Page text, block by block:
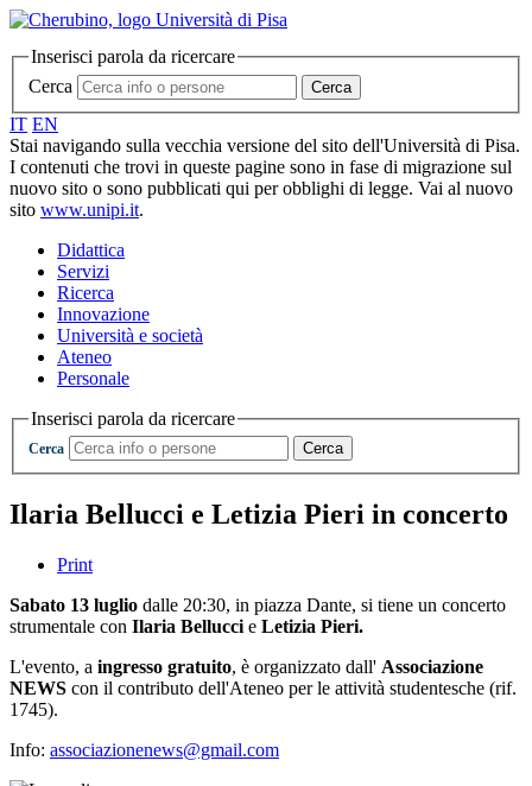
Inserisci parola da ricercare
Cerca
Cerca
IT EN
Stai navigando sulla vecchia versione del sito dell'Università di Pisa.
I contenuti che trovi in queste pagine sono in fase di migrazione sul
nuovo sito o sono pubblicati qui per obblighi di legge. Vai al nuovo
sito www.unipi.it.
Didattica
Servizi
Ricerca
Innovazione
Università e società
Ateneo
Personale
Inserisci parola da ricercare
Cerca Cerca
Ilaria Bellucci e Letizia Pieri in concerto
Print
Sabato 13 luglio dalle 20:30, in piazza Dante, si tiene un concerto
strumentale con Ilaria Bellucci e Letizia Pieri.
L'evento, a ingresso gratuito, è organizzato dall' Associazione
NEWS con il contributo dell'Ateneo per le attività studentesche (rif.
1745).
Info: associazionenews@gmail.com